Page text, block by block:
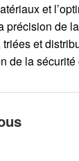
et
précision de
et
de la